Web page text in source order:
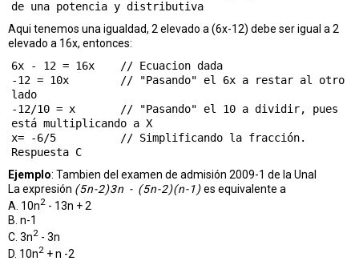
Aqui tenemos una igualdad, 2 elevado a (6x-12) debe ser igual a 2
elevado a 16x, entonces:
6x - 12 = 16x    // Ecuacion dada
-12 = 10x        // "Pasando" el 6x a restar al otro
lado
-12/10 = x       // "Pasando" el 10 a dividir, pues
está multiplicando a X
x= -6/5          // Simplificando la fracción.
Ejemplo: Tambien del examen de admisión 2009-1 de la Unal
La expresión (5n-2)3n - (5n-2)(n-1)es equivalente a
A. 10n2 - 13n + 2
B. n-1
C. 3n2 - 3n
D. 10n2 + n -2